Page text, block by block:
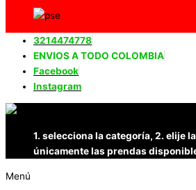
3214474778
ENVIOS A TODO COLOMBIA
Facebook
Instagram
1. selecciona la categoría, 2. elije
únicamente las prendas
Menú